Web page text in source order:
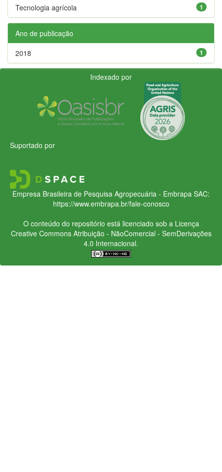
1
Tecnologia agrícola
Ano de publicação
1
2018
Indexado por
Suportado por
Empresa Brasileira de Pesquisa Agropecuária - Embrapa SAC:
https://www.embrapa.br/fale-conosco
O conteúdo do repositório está licenciado sob a Licença
Creative CommonsAtribuição - NãoComercial - SemDerivações
4.0 Internacional.